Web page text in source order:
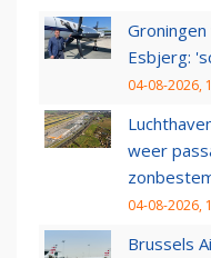
Esbjerg:
04-08-2026,
weer
04-08-2026,
Brussels